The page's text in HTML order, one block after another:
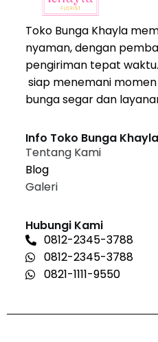
Toko Bunga Khayla
nyaman, dengan
pengiriman tepat
siap menemani
bunga segar dan
Info Toko Bunga Khayla
Tentang Kami
Blog
Galeri
Hubungi Kami
0812-2345-3788
0812-2345-3788
0821-1111-9550